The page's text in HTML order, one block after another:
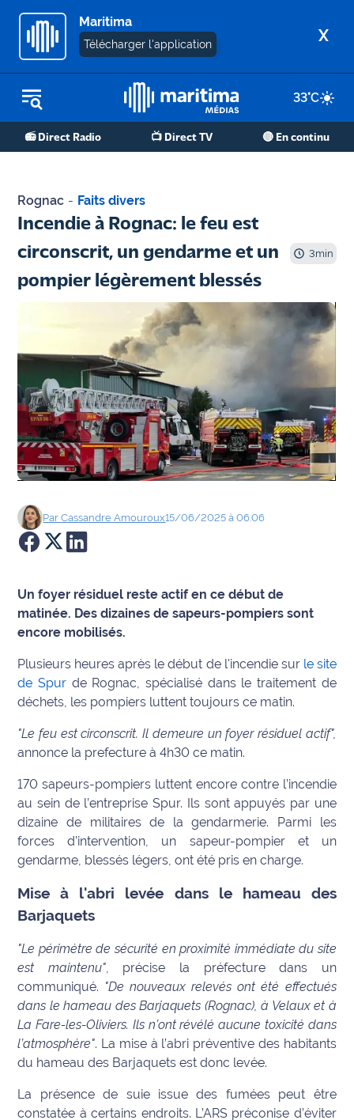
Maritima
Télécharger l'application X
33°C
📻 Direct Radio 📺 Direct TV 🔴 En continu
REPLAY RADIO
REPLAY TV
Martigues
de Berre
Marseille
Agenda
Faits
divers
Sports
Société
Culture
Économie
Éducation
Emploi
Environnement
Info
route
Justice
Loisirs
Météo
Politique
Social
Transport
National
Rognac - Faits divers
Incendie à Rognac: le feu est
circonscrit, un gendarme et un
pompier légèrement blessés
3min
ParCassandre Amouroux15/06/2025 à 06:06
Un foyer résiduel reste actif en ce début de
matinée. Des dizaines de sapeurs-pompiers sont
encore mobilisés.
Plusieurs heures après le début de l'incendie sur le site
de Spur de Rognac, spécialisé dans le traitement de
déchets, les pompiers luttent toujours ce matin.
"Le feu est circonscrit. Il demeure un foyer résiduel actif",
annonce la prefecture à 4h30 ce matin.
170 sapeurs-pompiers luttent encore contre l’incendie
au sein de l’entreprise Spur. Ils sont appuyés par une
dizaine de militaires de la gendarmerie. Parmi les
forces d’intervention, un sapeur-pompier et un
gendarme, blessés légers, ont été pris en charge.
Mise à l'abri levée dans le hameau des
Barjaquets
"Le périmètre de sécurité en proximité immédiate du site
est maintenu", précise la préfecture dans un
communiqué. "De nouveaux relevés ont été effectués
dans le hameau des Barjaquets (Rognac), à Velaux et à
La Fare-les-Oliviers. Ils n’ont révélé aucune toxicité dans
l’atmosphère". La mise à l’abri préventive des habitants
du hameau des Barjaquets est donc levée.
La présence de suie issue des fumées peut être
constatée à certains endroits. L’ARS préconise d’éviter